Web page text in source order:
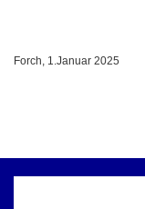
Forch, 1.Januar 2025